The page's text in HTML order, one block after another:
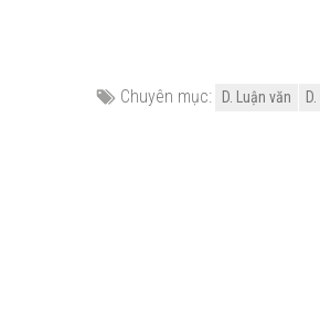
Chuyên mục: D. Luận văn